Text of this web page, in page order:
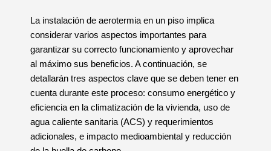
La instalación de aerotermia en un piso implica
considerar varios aspectos importantes para
garantizar su correcto funcionamiento y aprovechar
al máximo sus beneficios. A continuación, se
detallarán tres aspectos clave que se deben tener en
cuenta durante este proceso: consumo energético y
eficiencia en la climatización de la vivienda, uso de
agua caliente sanitaria (ACS) y requerimientos
adicionales, e impacto medioambiental y reducción